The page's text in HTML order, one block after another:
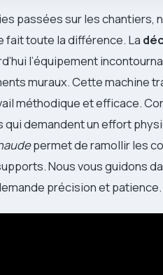
passées sur les chantiers,
fait toute la différence. La
l’équipement
muraux. Cette machine
méthodique et efficace.
demandent un effort
permet de ramollir les
Nous vous guidons
précision et patience.